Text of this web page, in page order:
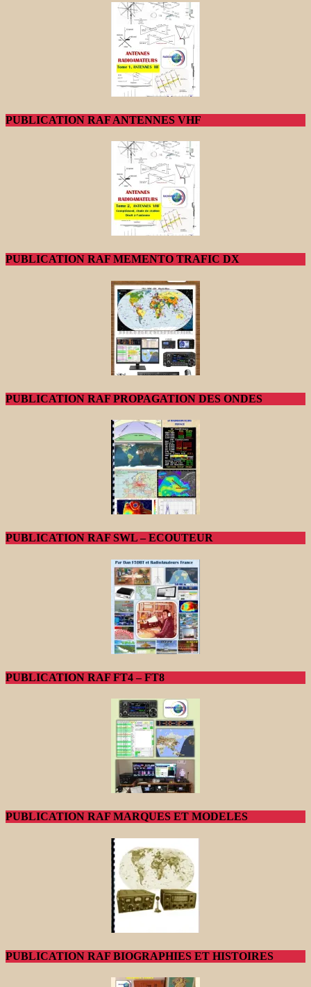
PUBLICATION RAF ANTENNES VHF
PUBLICATION RAF MEMENTO TRAFIC DX
PUBLICATION RAF PROPAGATION DES ONDES
PUBLICATION RAF SWL – ECOUTEUR
PUBLICATION RAF FT4 – FT8
PUBLICATION RAF MARQUES ET MODELES
PUBLICATION RAF BIOGRAPHIES ET HISTOIRES